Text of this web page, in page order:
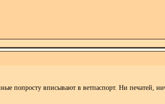
попросту вписывают в ветпаспорт. Ни печатей,